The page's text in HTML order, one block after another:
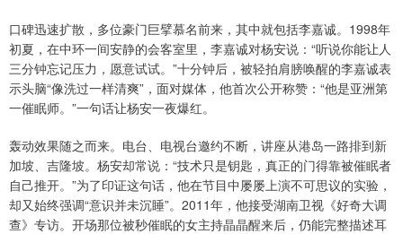
口碑迅速扩散，多位豪门巨擘慕名前来，其中就包括李嘉诚。1998年
初夏，在中环一间安静的会客室里，李嘉诚对杨安说：“听说你能让人
三分钟忘记压力，愿意试试。”十分钟后，被轻拍肩膀唤醒的李嘉诚表
示头脑“像洗过一样清爽”，面对媒体，他首次公开称赞：“他是亚洲第
一催眠师。”一句话让杨安一夜爆红。
轰动效果随之而来。电台、电视台邀约不断，讲座从港岛一路排到新
加坡、吉隆坡。杨安却常说：“技术只是钥匙，真正的门得靠被催眠者
自己推开。”为了印证这句话，他在节目中屡屡上演不可思议的实验，
却又始终强调“意识并未沉睡”。2011年，他接受湖南卫视《好奇大调
查》专访。开场那位被秒催眠的女主持晶晶醒来后，仍能完整描述耳